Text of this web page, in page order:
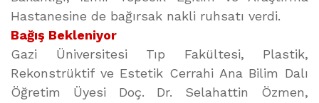
Hastanesine de bağırsak nakli ruhsatı verdi.
Bağış Bekleniyor
Gazi Üniversitesi Tıp Fakültesi, Plastik,
Rekonstrüktif ve Estetik Cerrahi Ana Bilim Dalı
Öğretim Üyesi Doç. Dr. Selahattin Özmen,